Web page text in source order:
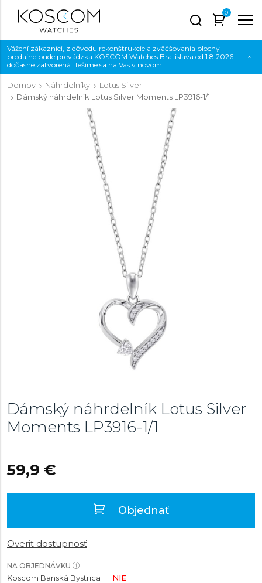
0
Vážení zákazníci, z dôvodu rekonštrukcie a zväčšovania plochy
predajne bude prevádzka KOSCOM Watches Bratislava od 1.8.2026
dočasne zatvorená. Tešíme sa na Vás v novom!
×
Domov Náhrdelníky
Lotus Silver
Dámský náhrdelník Lotus Silver Moments LP3916-1/1
Dámský náhrdelník Lotus Silver
Moments LP3916-1/1
59,9 €
Objednať
Overiť dostupnosť
NA OBJEDNÁVKU
Koscom Banská Bystrica
NIE